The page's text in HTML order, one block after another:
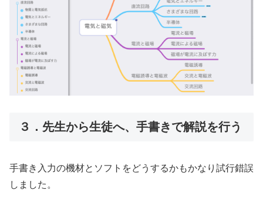
３．先生から生徒へ、手書きで解説を行う
手書き入力の機材とソフトをどうするかもかなり試行錯誤
しました。